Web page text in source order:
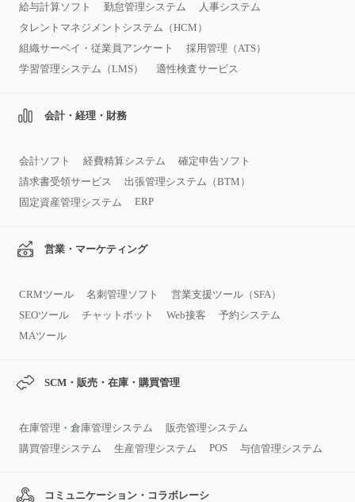
給与計算ソフト 勤怠管理システム
人事システム
タレントマネジメントシステム（HCM）
組織サーベイ・従業員アンケート
採用管理（ATS）
学習管理システム（LMS）
適性検査サービス
会計・経理・財務
会計ソフト 経費精算システム
確定申告ソフト
請求書受領サービス
出張管理システム（BTM）
固定資産管理システム
ERP
営業・マーケティング
CRMツール 名刺管理ソフト
営業支援ツール（SFA）
SEOツール
チャットボット Web接客
予約システム
MAツール
SCM・販売・在庫・購買管理
在庫管理・倉庫管理システム
販売管理システム
購買管理システム
生産管理システム POS 与信管理システム
コミュニケーション・コラボレーシ